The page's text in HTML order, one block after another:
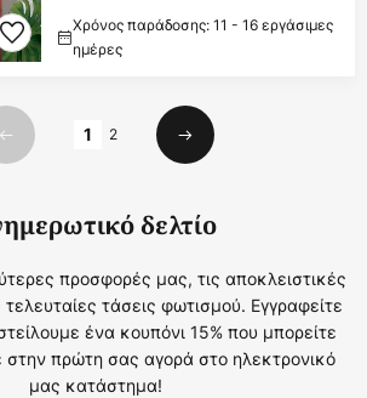
Χρόνος παράδοσης: 11 - 16 εργάσιμες
ημέρες
Προηγούμενο
1 2
Επόμενο
δελτίο
προσφορές μας, τις αποκλειστικές
τάσεις φωτισμού. Εγγραφείτε
ένα κουπόνι 15% που μπορείτε
πρώτη σας αγορά στο ηλεκτρονικό
μας κατάστημα!